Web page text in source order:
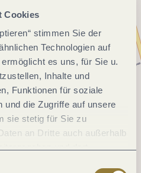
Cookies
stimmen Sie der
Technologien auf
es uns, für Sie u.
Inhalte und
Funktionen für soziale
und die Zugriffe auf unsere
sie stetig für Sie zu
an Dritte auch außerhalb